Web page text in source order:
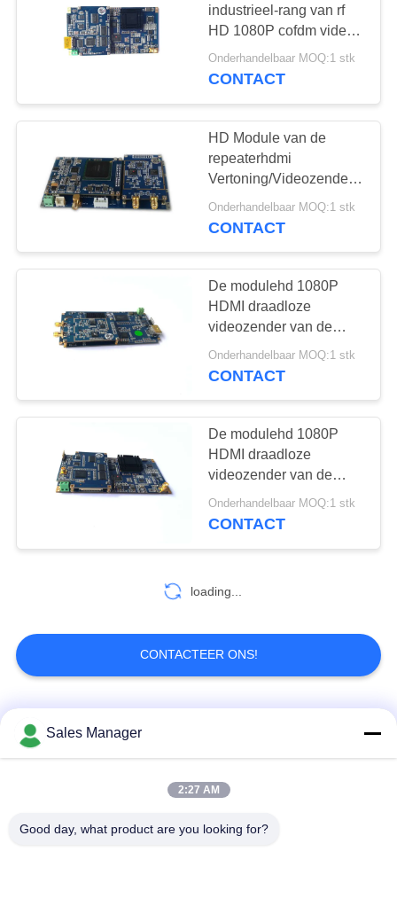
industrieel-rang van rf
HD 1080P cofdm video
de zendermodule van
Cofdm
Onderhandelbaar MOQ:1 stk
CONTACT
HD Module van de
repeaterhdmi
Vertoning/
120mm*65mm*10mm
Onderhandelbaar MOQ:1 stk
CONTACT
De modulehd 1080P
HDMI draadloze
videozender van de
H.264 industrieel-rang
cofdm
Onderhandelbaar MOQ:1 stk
CONTACT
De modulehd 1080P
HDMI draadloze
videozender van de
H.264 industrieel-rang
cofdm
Onderhandelbaar MOQ:1 stk
CONTACT
loading...
CONTACTEER ONS!
populaire categorieën
De draadloze
COFDM
Sales Manager
2:27 AM
Good day, what product are you looking for?